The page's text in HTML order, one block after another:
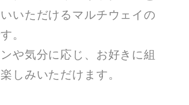
いただけるマルチウェイの
。
や気分に応じ、お好きに組
しみいただけます。